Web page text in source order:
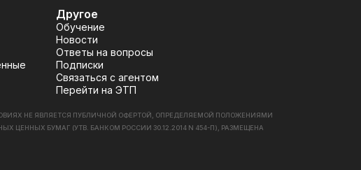
Другое
Обучение
Новости
Ответы на вопросы
Подписки
Связаться с агентом
Перейти на ЭТП
НЕ ЯВЛЯЕТСЯ ПУБЛИЧНОЙ ОФЕРТОЙ, ОПРЕДЕЛЯЕМОЙ ПОЛОЖЕНИЯМИ
БУМАГ (УТВ. БАНКОМ РОССИИ 30.12.2014 N 454-П), РАЗМЕЩЕНА